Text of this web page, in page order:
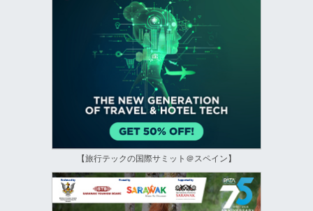
【旅行テックの国際サミット＠スペイン】